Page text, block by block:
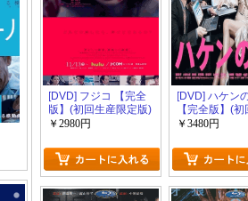
[DVD] フジコ 【完全
版】(初回生産限定版)
￥2980円
[DVD] ハケン
【完全版】(
限定版)
￥3480円